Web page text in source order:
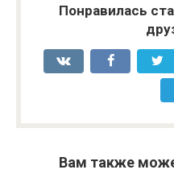
Понравилась
Вам также